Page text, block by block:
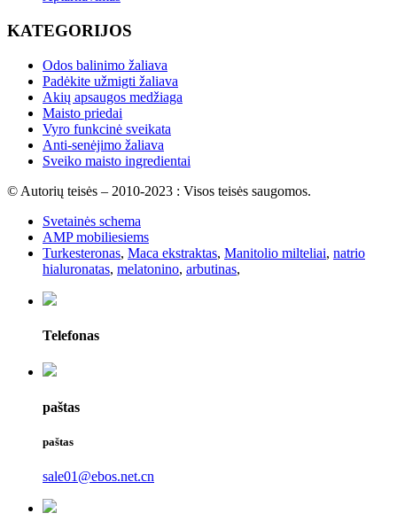
KATEGORIJOS
Odos balinimo žaliava
Padėkite užmigti žaliava
Akių apsaugos medžiaga
Maisto priedai
Vyro funkcinė sveikata
Anti-senėjimo žaliava
Sveiko maisto ingredientai
© Autorių teisės – 2010-2023 : Visos teisės saugomos.
Svetainės schema
AMP mobiliesiems
Turkesteronas, Maca ekstraktas, Manitolio milteliai, natrio
hialuronatas, melatonino, arbutinas,
Telefonas
paštas
paštas
sale01@ebos.net.cn